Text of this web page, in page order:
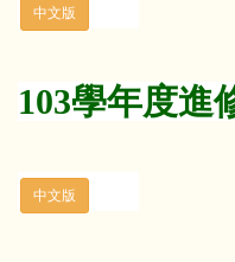
103學年度進